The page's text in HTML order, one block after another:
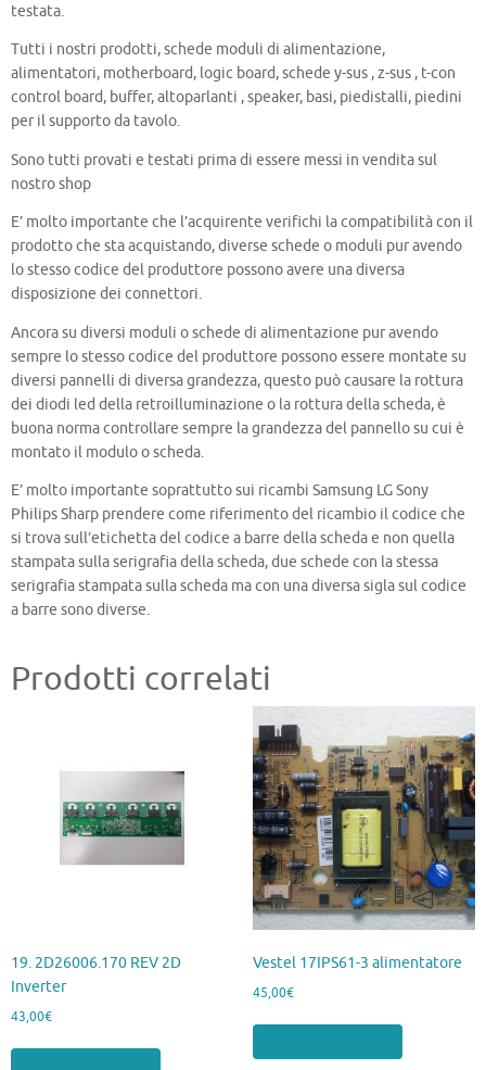
testata.
Tutti i nostri prodotti, schede moduli di alimentazione,
alimentatori, motherboard, logic board, schede y-sus , z-sus , t-con
control board, buffer, altoparlanti , speaker, basi, piedistalli, piedini
per il supporto da tavolo.
Sono tutti provati e testati prima di essere messi in vendita sul
nostro shop
E’ molto importante che l’acquirente verifichi la compatibilità con il
prodotto che sta acquistando, diverse schede o moduli pur avendo
lo stesso codice del produttore possono avere una diversa
disposizione dei connettori.
Ancora su diversi moduli o schede di alimentazione pur avendo
sempre lo stesso codice del produttore possono essere montate su
diversi pannelli di diversa grandezza, questo può causare la rottura
dei diodi led della retroilluminazione o la rottura della scheda, è
buona norma controllare sempre la grandezza del pannello su cui è
montato il modulo o scheda.
E’ molto importante soprattutto sui ricambi Samsung LG Sony
Philips Sharp prendere come riferimento del ricambio il codice che
si trova sull’etichetta del codice a barre della scheda e non quella
stampata sulla serigrafia della scheda, due schede con la stessa
serigrafia stampata sulla scheda ma con una diversa sigla sul codice
a barre sono diverse.
Prodotti correlati
19. 2D26006.170 REV 2D
Inverter
43,00€
Vestel 17IPS61-3 alimentatore
45,00€